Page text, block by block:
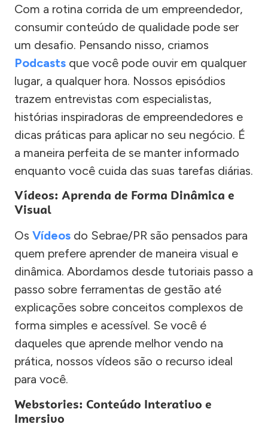
Com a rotina corrida de um empreendedor,
consumir conteúdo de qualidade pode ser
um desafio. Pensando nisso, criamos
Podcasts que você pode ouvir em qualquer
lugar, a qualquer hora. Nossos episódios
trazem entrevistas com especialistas,
histórias inspiradoras de empreendedores e
dicas práticas para aplicar no seu negócio. É
a maneira perfeita de se manter informado
enquanto você cuida das suas tarefas diárias.
Vídeos: Aprenda de Forma Dinâmica e
Visual
Os Vídeos do Sebrae/PR são pensados para
quem prefere aprender de maneira visual e
dinâmica. Abordamos desde tutoriais passo a
passo sobre ferramentas de gestão até
explicações sobre conceitos complexos de
forma simples e acessível. Se você é
daqueles que aprende melhor vendo na
prática, nossos vídeos são o recurso ideal
para você.
Webstories: Conteúdo Interativo e
Imersivo